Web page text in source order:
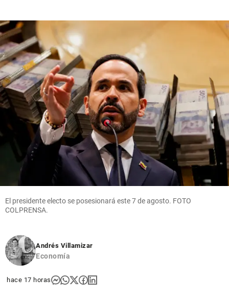
El presidente electo se posesionará este 7 de agosto. FOTO
COLPRENSA.
Andrés Villamizar
Economía
hace 17 horas